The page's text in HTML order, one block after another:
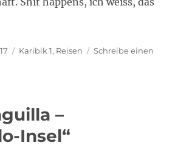
Kategorien
Karibik 1, Reisen
Schreibe einen
–
Insel“